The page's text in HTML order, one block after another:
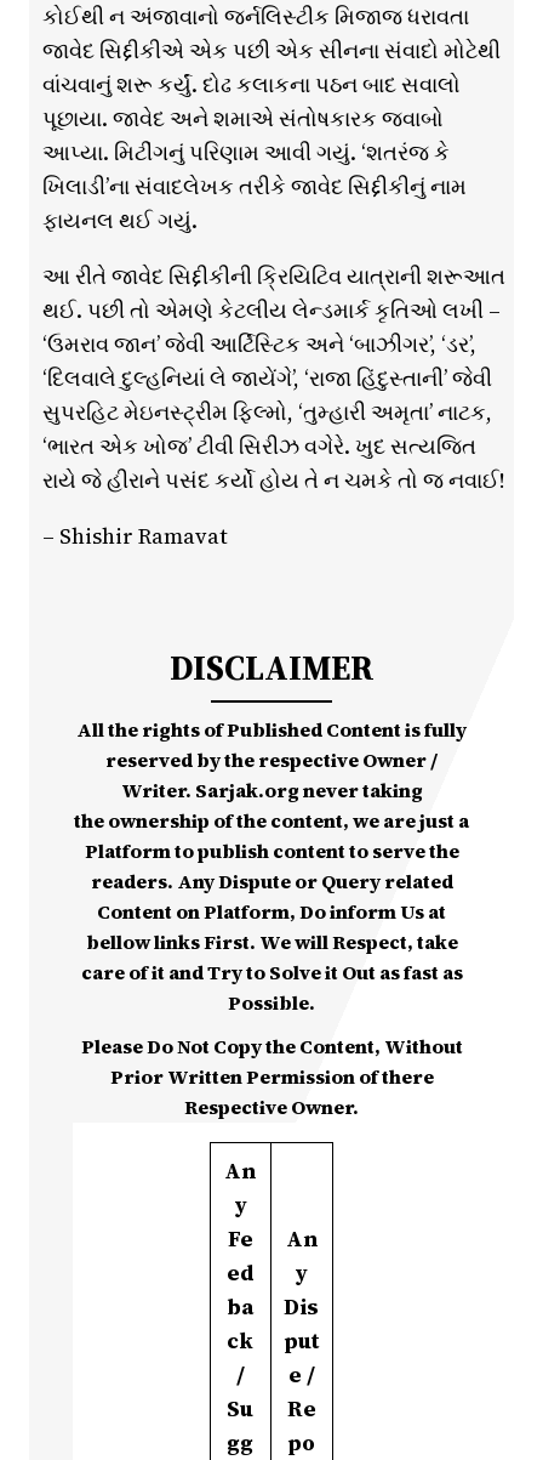
કોઈથી ન અંજાવાનો જર્નલિસ્ટીક મિજાજ ધરાવતા
જાવેદ સિદ્દીકીએ એક પછી એક સીનના સંવાદો મોટેથી
વાંચવાનું શરૂ કર્યું. દોઢ કલાકના પઠન બાદ સવાલો
પૂછાયા. જાવેદ અને શમાએ સંતોષકારક જવાબો
આપ્યા. મિટીંગનું પરિણામ આવી ગયું. ‘શતરંજ કે
ખિલાડી’ના સંવાદલેખક તરીકે જાવેદ સિદ્દીકીનું નામ
ફાયનલ થઈ ગયું.
આ રીતે જાવેદ સિદ્દીકીની ક્રિયિટિવ યાત્રાની શરૂઆત
થઈ. પછી તો એમણે કેટલીય લેન્ડમાર્ક કૃતિઓ લખી –
‘ઉમરાવ જાન’ જેવી આર્ટિસ્ટિક અને ‘બાઝીગર’, ‘ડર’,
‘દિલવાલે દુલ્હનિયાં લે જાયેંગે’, ‘રાજા હિંદુસ્તાની’ જેવી
સુપરહિટ મેઇનસ્ટ્રીમ ફિલ્મો, ‘તુમ્હારી અમૃતા’ નાટક,
‘ભારત એક ખોજ’ ટીવી સિરીઝ વગેરે. ખુદ સત્યજિત
રાયે જે હીરાને પસંદ કર્યો હોય તે ન ચમકે તો જ નવાઈ!
– Shishir Ramavat
DISCLAIMER
All the rights of Published Content is fully
reserved by the respective Owner /
Writer. Sarjak.org never taking
the ownership of the content, we are just a
Platform to publish content to serve the
readers. Any Dispute or Query related
Content on Platform, Do inform Us at
bellow links First. We will Respect, take
care of it and Try to Solve it Out as fast as
Possible.
Please Do Not Copy the Content, Without
Prior Written Permission of there
Respective Owner.
An
y
Fe
ed
ba
ck
/
Su
gg
An
y
Dis
put
e /
Re
po